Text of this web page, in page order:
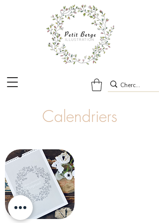
Calendriers